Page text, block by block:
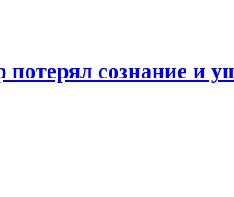
сознание и